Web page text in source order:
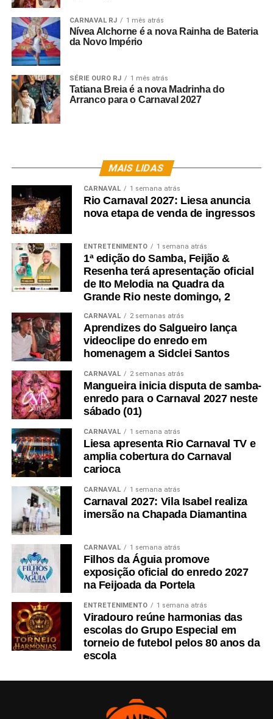
CARNAVAL RJ 1 mês atrás
Nívea Alchorne é a nova Rainha de Bateria
da Novo Império
SÉRIE OURO RJ 1 mês atrás
Tatiana Breia é a nova Madrinha do
Arranco para o Carnaval 2027
MAIS LIDAS
CARNAVAL 1 semana atrás
Rio Carnaval 2027: Liesa anuncia
nova etapa de venda de ingressos
ENTRETENIMENTO 1 semana atrás
1ª edição do Samba, Feijão &
Resenha terá apresentação oficial
de Ito Melodia na Quadra da
Grande Rio neste domingo, 2
CARNAVAL 2 semanas atrás
Aprendizes do Salgueiro lança
videoclipe do enredo em
homenagem a Sidclei Santos
CARNAVAL 2 semanas atrás
Mangueira inicia disputa de samba-
enredo para o Carnaval 2027 neste
sábado (01)
CARNAVAL 1 semana atrás
Liesa apresenta Rio Carnaval TV e
amplia cobertura do Carnaval
carioca
CARNAVAL 1 semana atrás
Carnaval 2027: Vila Isabel realiza
imersão na Chapada Diamantina
CARNAVAL 1 semana atrás
Filhos da Águia promove
exposição oficial do enredo 2027
na Feijoada da Portela
ENTRETENIMENTO 1 semana atrás
Viradouro reúne harmonias das
escolas do Grupo Especial em
torneio de futebol pelos 80 anos da
escola